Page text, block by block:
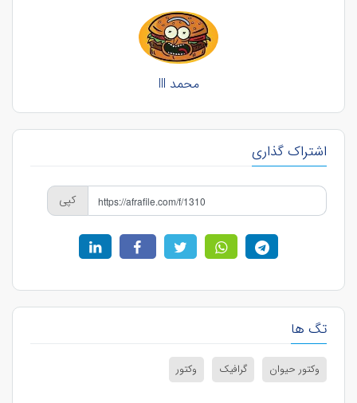
محمد lll
اشتراک گذاری
کپی
تگ ها
وکتور حیوان گرافیک وکتور